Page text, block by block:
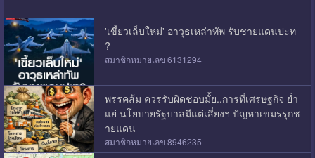
่'เขี้ยวเล็บใหม่' อาวุธเหล่าทัพ รับชายแดนปะท
ุ?
สมาชิกหมายเลข 6131294
พรรคส้ม ควรรับผิดชอบมั้ย..การที่เศรษฐกิจ ย่ำ
แย่ นโยบายรัฐบาลมีแต่เสี่ยงฯ ปัญหาเขมรรุกช
ายแดน
สมาชิกหมายเลข 8946235